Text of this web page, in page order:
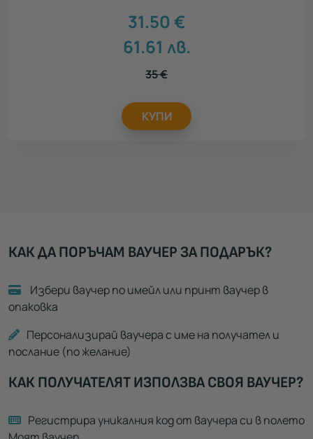
31.50 €
61.61 лв.
35€
КУПИ
КАК ДА ПОРЪЧАМ ВАУЧЕР ЗА ПОДАРЪК?
Избери ваучер по имейл или принт ваучер в
опаковка
Персонализирай ваучера с име на получател и
послание (по желание)
КАК ПОЛУЧАТЕЛЯТ ИЗПОЛЗВА СВОЯ ВАУЧЕР?
Регистрира уникалния код от ваучера си в полето